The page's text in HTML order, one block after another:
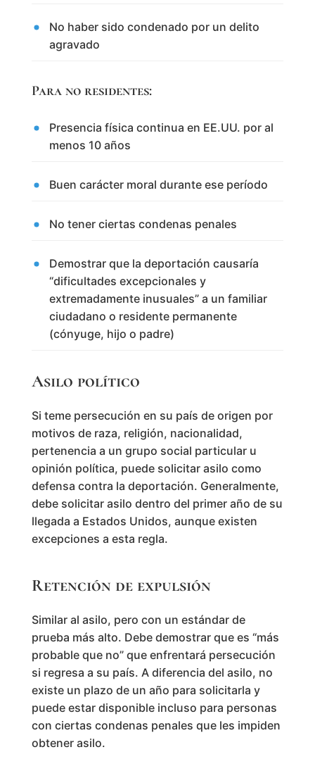
No haber sido condenado por un delito
agravado
Para no residentes:
Presencia física continua en EE.UU. por al
menos 10 años
Buen carácter moral durante ese período
No tener ciertas condenas penales
Demostrar que la deportación causaría
“dificultades excepcionales y
extremadamente inusuales” a un familiar
ciudadano o residente permanente
(cónyuge, hijo o padre)
Asilo político
Si teme persecución en su país de origen por
motivos de raza, religión, nacionalidad,
pertenencia a un grupo social particular u
opinión política, puede solicitar asilo como
defensa contra la deportación. Generalmente,
debe solicitar asilo dentro del primer año de su
llegada a Estados Unidos, aunque existen
excepciones a esta regla.
Retención de expulsión
Similar al asilo, pero con un estándar de
prueba más alto. Debe demostrar que es “más
probable que no” que enfrentará persecución
si regresa a su país. A diferencia del asilo, no
existe un plazo de un año para solicitarla y
puede estar disponible incluso para personas
con ciertas condenas penales que les impiden
obtener asilo.